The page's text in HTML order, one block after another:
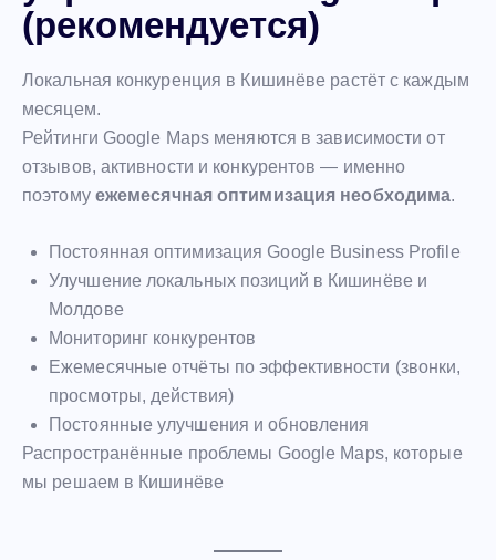
(рекомендуется)
Локальная конкуренция в Кишинёве растёт с каждым
месяцем.
Рейтинги Google Maps меняются в зависимости от
отзывов, активности и конкурентов — именно
поэтому ежемесячная оптимизация необходима.
Постоянная оптимизация Google Business Profile
Улучшение локальных позиций в Кишинёве и
Молдове
Мониторинг конкурентов
Ежемесячные отчёты по эффективности (звонки,
просмотры, действия)
Постоянные улучшения и обновления
Распространённые проблемы Google Maps, которые
мы решаем в Кишинёве